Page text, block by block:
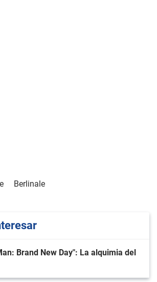
Berlinale
Brand New Day": La alquimia del